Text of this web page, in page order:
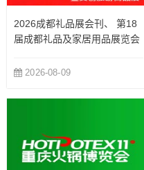
2026成都礼品展会刊、 第18
届成都礼品及家居用品展览会
名录2026-08-09